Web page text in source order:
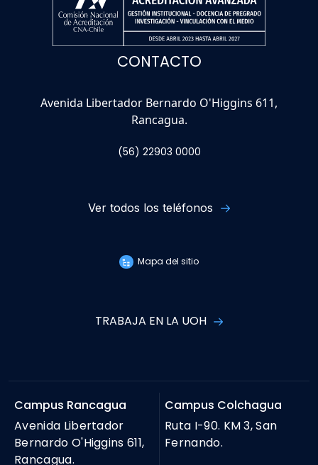
CONTACTO
Avenida Libertador Bernardo O'Higgins 611,
Rancagua.
(56) 22903 0000
Ver todos los teléfonos
Mapa del sitio
TRABAJA EN LA UOH
Campus Rancagua
Avenida Libertador
Bernardo O'Higgins 611,
Rancagua.
Campus Colchagua
Ruta I-90. KM 3, San
Fernando.